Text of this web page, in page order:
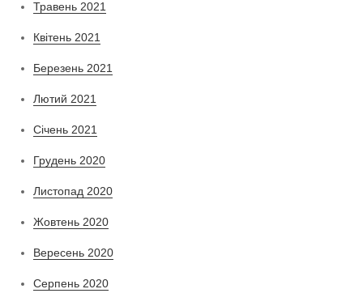
Травень 2021
Квітень 2021
Березень 2021
Лютий 2021
Січень 2021
Грудень 2020
Листопад 2020
Жовтень 2020
Вересень 2020
Серпень 2020